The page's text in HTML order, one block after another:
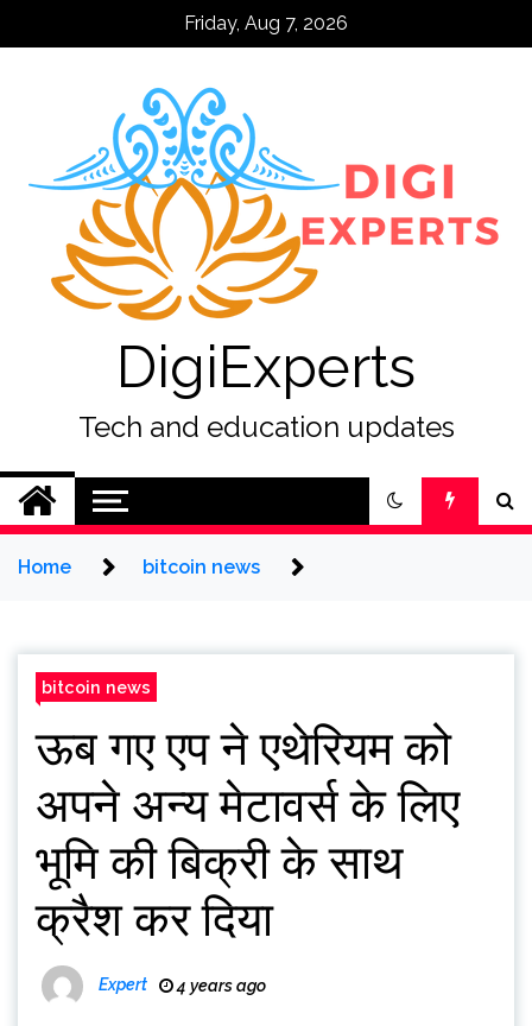
Friday, Aug 7, 2026
DigiExperts
Tech and education updates
Home bitcoin news
bitcoin news
ऊब गए एप ने एथेरियम को
अपने अन्य मेटावर्स के लिए
भूमि की बिक्री के साथ
क्रैश कर दिया
Expert 4 years ago